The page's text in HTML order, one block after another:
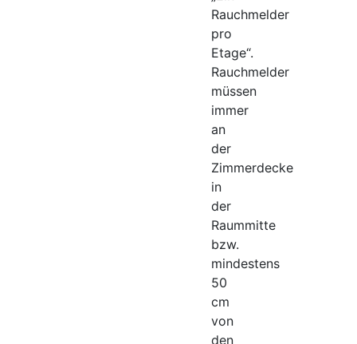
Rauchmelder
pro
Etage“.
Rauchmelder
müssen
immer
an
der
Zimmerdecke
in
der
Raummitte
bzw.
mindestens
50
cm
von
den